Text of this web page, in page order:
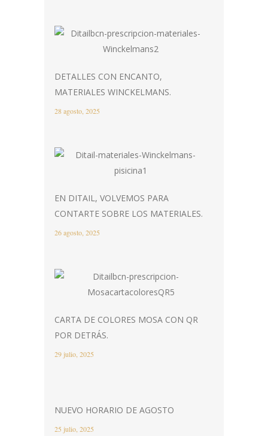
DETALLES CON ENCANTO,
MATERIALES WINCKELMANS.
28 agosto, 2025
EN DITAIL, VOLVEMOS PARA
CONTARTE SOBRE LOS MATERIALES.
26 agosto, 2025
CARTA DE COLORES MOSA CON QR
POR DETRÁS.
29 julio, 2025
NUEVO HORARIO DE AGOSTO
25 julio, 2025